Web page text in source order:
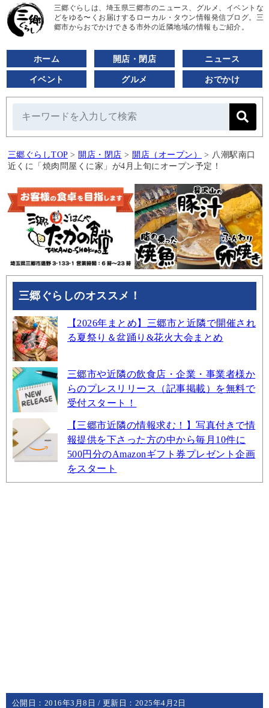
三郷ぐらしは、埼玉県三郷市のニュース、グルメ、イベントな
どをゆる〜くお届けするローカル・タウン情報発信ブログ。三
郷市からおでかけできる市外の近隣地域の情報もご紹介。
ホーム 開店・閉店 ニュース
イベント グルメ おでかけ
三郷ぐらしTOP > 開店・閉店 > 開店（オープン） > 八潮駅南口
近くに「焼肉問屋くに家」が4月上旬にオープン予定！
三郷ぐらしのオススメ！
【2026年まとめ】三郷市と近隣で開催され
る夏祭り＆盆踊り&花火大会まとめ
三郷市や近隣の飲食店・企業・事業者様か
らのプレスリリース（記事掲載）を無料で
受付スタート！
【三郷市近隣の情報求む！】写真付きで情
報提供を下さった方の中から毎月10件に
500円分のAmazonギフト券プレゼント企画
をスタート
公開日： 2016年3月8日 / 更新日： 2025年4月2日